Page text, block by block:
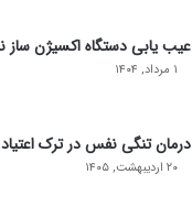
عیب یابی دستگاه اکسیژن ساز
۱ مرداد, ۱۴۰۴
درمان تنگی نفس در ترک اعتیاد
۲۰ اردیبهشت, ۱۴۰۵